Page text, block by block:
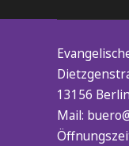
13156 Berlin
Mail: